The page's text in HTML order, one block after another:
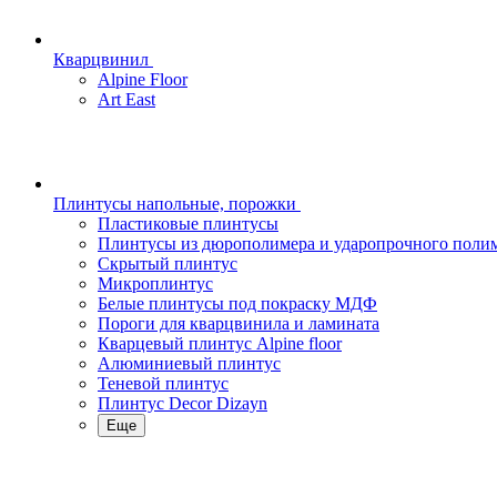
Кварцвинил
Alpine Floor
Art East
Плинтусы напольные, порожки
Пластиковые плинтусы
Плинтусы из дюрополимера и ударопрочного
Скрытый плинтус
Микроплинтус
Белые плинтусы под покраску МДФ
Пороги для кварцвинила и ламината
Кварцевый плинтус Alpine floor
Алюминиевый плинтус
Теневой плинтус
Плинтус Decor Dizayn
Еще